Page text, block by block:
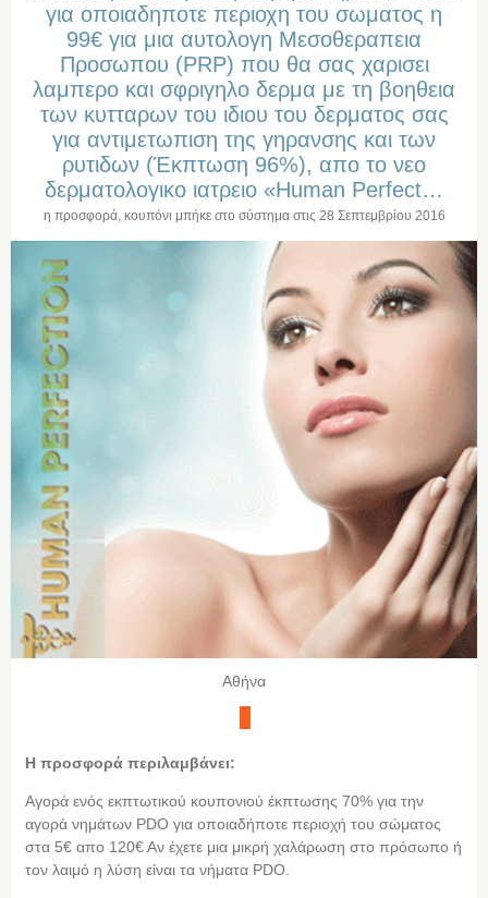
για οποιαδηποτε περιοχη του σωματος η
99€ για μια αυτολογη Mεσοθεραπεια
Προσωπου (PRP) που θα σας χαρισει
λαμπερο και σφριγηλο δερμα με τη βοηθεια
των κυτταρων του ιδιου του δερματος σας
για αντιμετωπιση της γηρανσης και των
ρυτιδων (Έκπτωση 96%), απο το νεο
δερματολογικο ιατρειο «Human Perfect…
η προσφορά, κουπόνι μπήκε στο σύστημα στις 28 Σεπτεμβρίου 2016
Αθήνα
Η προσφορά περιλαμβάνει:
Αγορά ενός εκπτωτικού κουπονιού έκπτωσης 70% για την
αγορά νημάτων PDO για οποιαδήποτε περιοχή του σώματος
στα 5€ απο 120€ Αν έχετε μια μικρή χαλάρωση στο πρόσωπο ή
τον λαιμό η λύση είναι τα νήματα PDO.